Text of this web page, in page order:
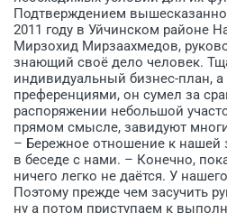
Подтверждением
2011 году в Уйчинском районе
Мирзохид Мирзаахмедов,
знающий своё дело человек.
индивидуальный бизнес-план,
преференциями, он сумел за
распоряжении небольшой
прямом смысле, завидуют
– Бережное отношение к на­шей
в беседе с нами. – Конечно,
ничего легко не даётся. У
Поэтому прежде чем засучить
ну а потом приступаем к